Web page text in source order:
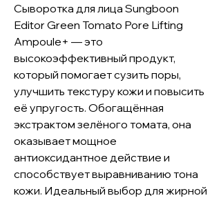
Сыворотка для лица Sungboon
Editor Green Tomato Pore Lifting
Ampoule+ — это
высокоэффективный продукт,
который помогает сузить поры,
улучшить текстуру кожи и повысить
её упругость. Обогащённая
экстрактом зелёного томата, она
оказывает мощное
антиоксидантное действие и
способствует выравниванию тона
кожи. Идеальный выбор для жирной